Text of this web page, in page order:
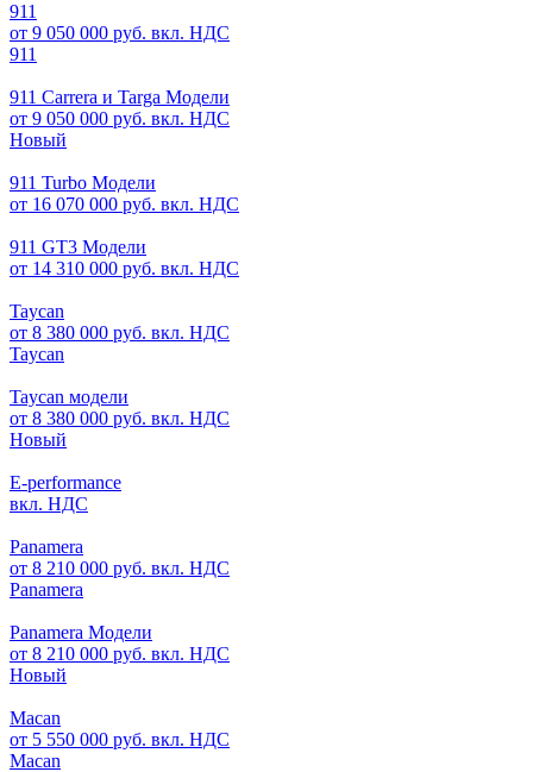
911
от 9 050 000 руб. вкл. НДС
911
911 Carrera и Targa Модели
от 9 050 000 руб. вкл. НДС
Новый
911 Turbo Модели
от 16 070 000 руб. вкл. НДС
911 GT3 Модели
от 14 310 000 руб. вкл. НДС
Taycan
от 8 380 000 руб. вкл. НДС
Taycan
Taycan модели
от 8 380 000 руб. вкл. НДС
Новый
E-performance
вкл. НДС
Panamera
от 8 210 000 руб. вкл. НДС
Panamera
Panamera Модели
от 8 210 000 руб. вкл. НДС
Новый
Macan
от 5 550 000 руб. вкл. НДС
Macan